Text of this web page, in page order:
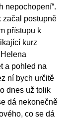
nepochopení“.
začal postupně
přístupu k
kurz
a pohled na
ní bych určitě
dnes už tolik
dá nekonečně
co se dá